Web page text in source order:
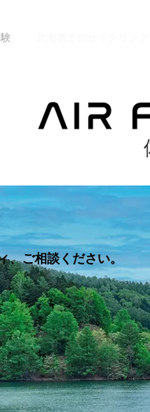
、ご相談ください。